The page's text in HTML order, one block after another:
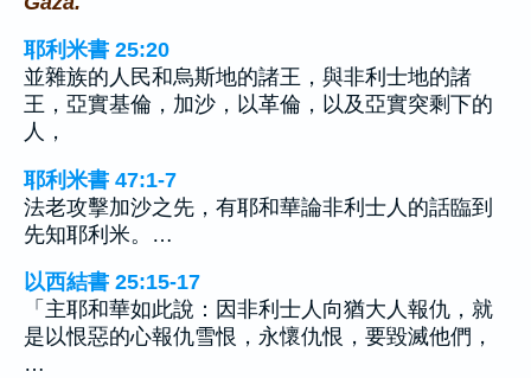
耶利米書 25:20
並雜族的人民和烏斯地的諸王，與非利士地的諸
王，亞實基倫，加沙，以革倫，以及亞實突剩下的
人，
耶利米書 47:1-7
法老攻擊加沙之先，有耶和華論非利士人的話臨到
先知耶利米。…
以西結書 25:15-17
「主耶和華如此說：因非利士人向猶大人報仇，就
是以恨惡的心報仇雪恨，永懷仇恨，要毀滅他們，
…